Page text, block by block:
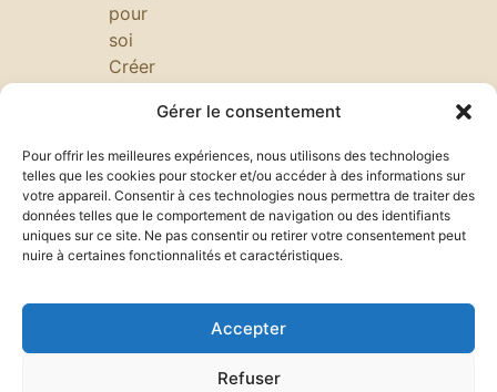
Gérer le consentement
Pour offrir les meilleures expériences, nous utilisons des technologies
telles que les cookies pour stocker et/ou accéder à des informations sur
votre appareil. Consentir à ces technologies nous permettra de traiter des
données telles que le comportement de navigation ou des identifiants
uniques sur ce site. Ne pas consentir ou retirer votre consentement peut
nuire à certaines fonctionnalités et caractéristiques.
Accepter
Refuser
pour
soi
Créer
ambiance
calme
au
bureau
:
minimalisme,
doux,
et